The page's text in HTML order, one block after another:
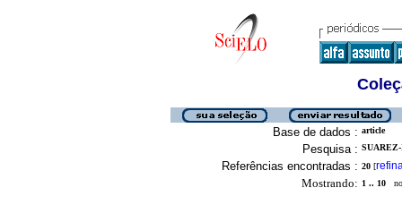
Base de dados : article
Pesquisa :
Referências encontradas : 20 [
Mostrando: 1 .. 10